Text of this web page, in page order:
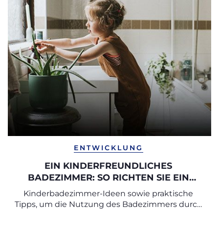
ENTWICKLUNG
EIN KINDERFREUNDLICHES
BADEZIMMER: SO RICHTEN SIE EIN
KINDERBADEZIMMER EIN
Kinderbadezimmer-Ideen sowie praktische
Tipps, um die Nutzung des Badezimmers durch